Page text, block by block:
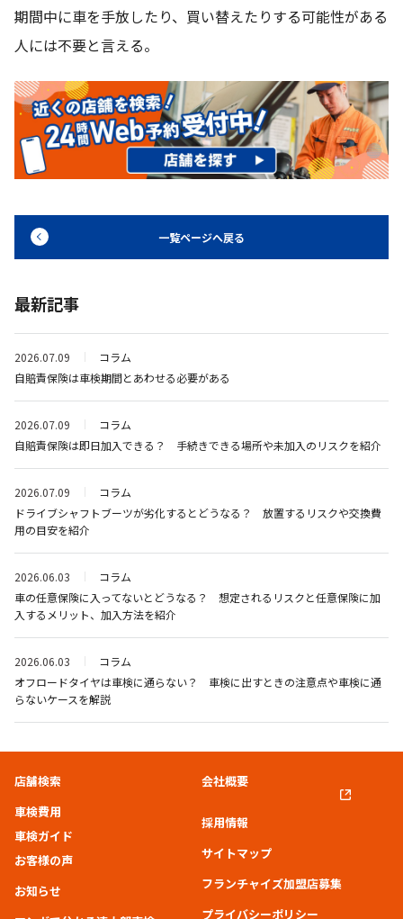
期間中に車を手放したり、買い替えたりする可能性がある
人には不要と言える。
一覧ページへ戻る
最新記事
2026.07.09
コラム
自賠責保険は車検期間とあわせる必要がある
2026.07.09
コラム
自賠責保険は即日加入できる？ 手続きできる場所や未加入のリスクを紹介
2026.07.09
コラム
ドライブシャフトブーツが劣化するとどうなる？ 放置するリスクや交換費
用の目安を紹介
2026.06.03
コラム
車の任意保険に入ってないとどうなる？ 想定されるリスクと任意保険に加
入するメリット、加入方法を紹介
2026.06.03
コラム
オフロードタイヤは車検に通らない？ 車検に出すときの注意点や車検に通
らないケースを解説
店舗検索
車検費用
車検ガイド
お客様の声
お知らせ
会社概要
採用情報
サイトマップ
フランチャイズ加盟店募集
プライバシーポリシー